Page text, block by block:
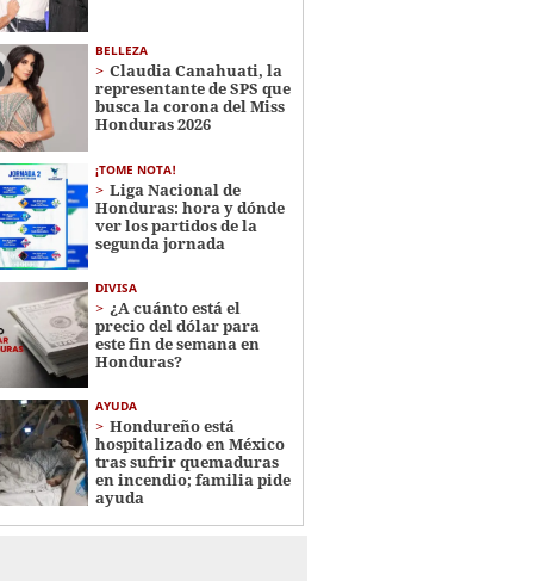
BELLEZA
Claudia Canahuati, la
representante de SPS que
busca la corona del Miss
Honduras 2026
¡TOME NOTA!
Liga Nacional de
Honduras: hora y dónde
ver los partidos de la
segunda jornada
DIVISA
¿A cuánto está el
precio del dólar para
este fin de semana en
Honduras?
AYUDA
Hondureño está
hospitalizado en México
tras sufrir quemaduras
en incendio; familia pide
ayuda